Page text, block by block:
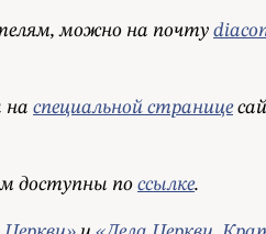
можно на почту
на специальной странице
доступны по ссылке.